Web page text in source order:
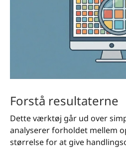
Forstå resultaterne
Dette værktøj går ud over
analyserer forholdet mellem
størrelse for at give